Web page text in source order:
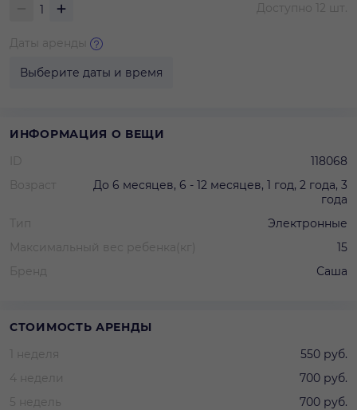
Доступно 12 шт.
Даты аренды
Выберите даты и время
ИНФОРМАЦИЯ О ВЕЩИ
ID
118068
Возраст
До 6 месяцев, 6 - 12 месяцев, 1 год, 2 года, 3
года
Тип
Электронные
Максимальный вес ребенка(кг)
15
Бренд
Саша
СТОИМОСТЬ АРЕНДЫ
1 неделя
550 руб.
4 недели
700 руб.
5 недель
700 руб.